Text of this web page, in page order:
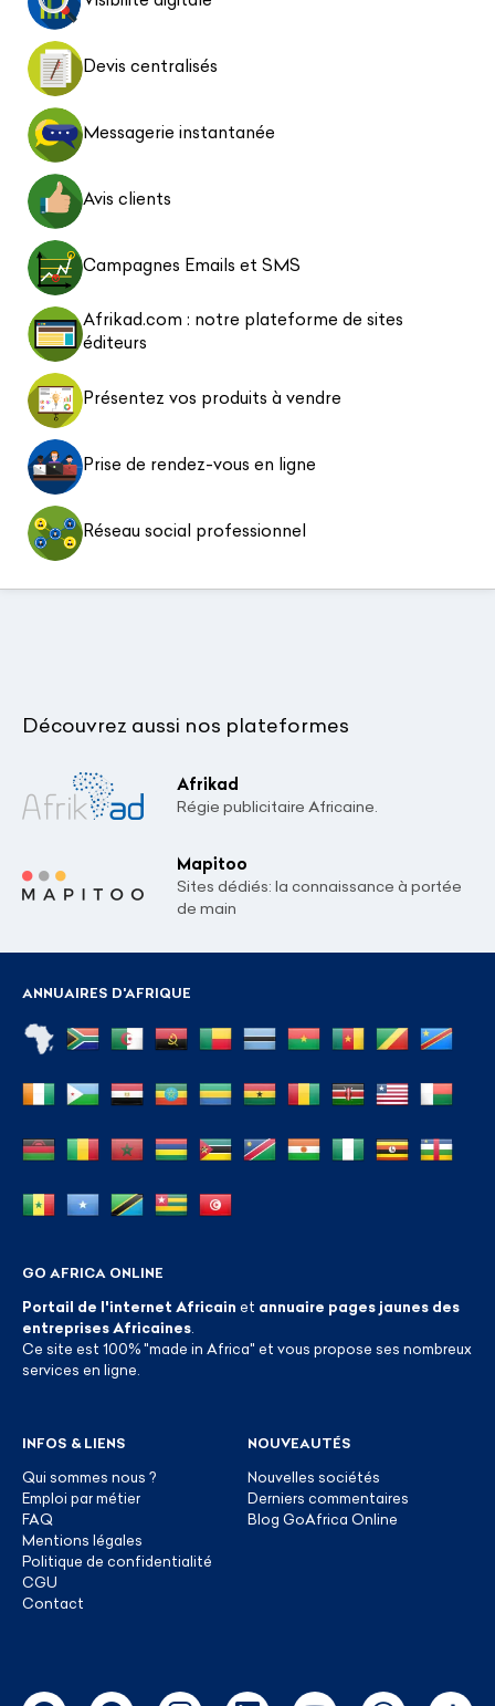
Devis centralisés
Messagerie instantanée
Avis clients
Campagnes Emails et SMS
Afrikad.com : notre plateforme de sites
éditeurs
Présentez vos produits à vendre
Prise de rendez-vous en ligne
Réseau social professionnel
Découvrez aussi nos plateformes
Afrikad
Régie publicitaire Africaine.
Mapitoo
Sites dédiés: la connaissance à portée
de main
ANNUAIRES D'AFRIQUE
GO AFRICA ONLINE
Portail de l'internet Africain et annuaire pages jaunes des
entreprises Africaines
Ce site est 100% "made in Africa" et vous propose ses nombreux
services en ligne.
INFOS & LIENS
Qui sommes nous ?
Emploi par métier
FAQ
Mentions légales
Politique de confidentialité
CGU
Contact
NOUVEAUTÉS
Nouvelles sociétés
Derniers commentaires
Blog GoAfrica Online